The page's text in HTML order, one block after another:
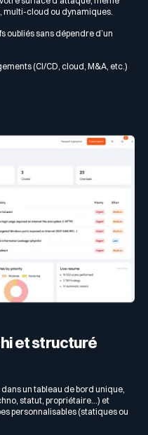
multi-cloud ou dynamiques.
oubliés sans dépendre d’un
(CI/CD, cloud, M&A, etc.)
et structuré
un tableau de bord unique,
statut, propriétaire...) et
personnalisables (statiques ou